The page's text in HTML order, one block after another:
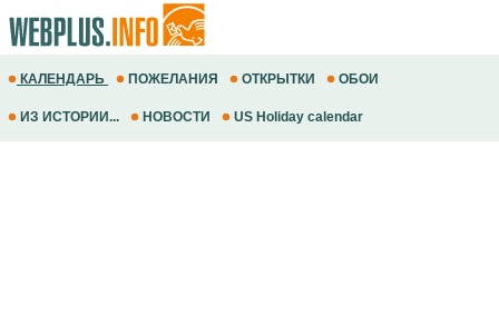
КАЛЕНДАРЬ ПОЖЕЛАНИЯ ОТКРЫТКИ ОБОИ
ИЗ ИСТОРИИ... НОВОСТИ US Holiday calendar